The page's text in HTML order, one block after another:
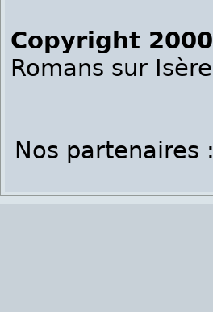
Copyright
Romans sur
Nos partenaires :